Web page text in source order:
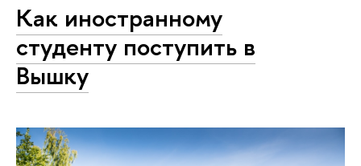
Как иностранному
студенту поступить в
Вышку